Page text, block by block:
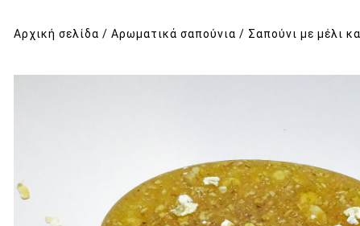
Αρχική σελίδα / Aρωματικά σαπούνια / Σαπούνι με μέλι